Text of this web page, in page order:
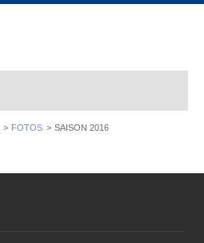
FOTOS SAISON 2016